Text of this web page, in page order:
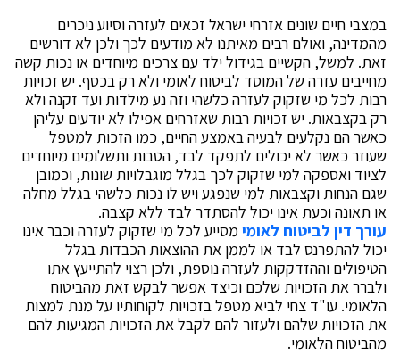
במצבי חיים שונים אזרחי ישראל זכאים לעזרה וסיוע ניכרים
מהמדינה, ואולם רבים מאיתנו לא מודעים לכך ולכן לא דורשים
זאת. למשל, הקשיים בגידול ילד עם צרכים מיוחדים או נכות קשה
מחייבים עזרה של המוסד לביטוח לאומי ולא רק בכסף. יש זכויות
רבות לכל מי שזקוק לעזרה כלשהי וזה נע מילדות ועד זקנה ולא
רק בקצבאות. יש זכויות רבות שאזרחים אפילו לא יודעים עליהן
כאשר הם נקלעים לבעיה באמצע החיים, כמו הזכות למטפל
שעוזר כאשר לא יכולים לתפקד לבד, הטבות ותשלומים מיוחדים
לציוד ואספקה למי שזקוק לכך בגלל מוגבלויות שונות, וכמובן
שגם הנחות וקצבאות למי שנפגע ויש לו נכות כלשהי בגלל מחלה
או תאונה וכעת אינו יכול להסתדר לבד ללא קצבה.
עורך דין לביטוח לאומי מסייע לכל מי שזקוק לעזרה וכבר אינו
יכול להתפרנס לבד או לממן את ההוצאות הכבדות בגלל
הטיפולים וההזדקקות לעזרה נוספת, ולכן רצוי להתייעץ אתו
ולברר את הזכויות שלכם וכיצד אפשר לבקש זאת מהביטוח
הלאומי. עו"ד צחי לביא מטפל בזכויות לקוחותיו על מנת למצות
את הזכויות שלהם ולעזור להם לקבל את הזכויות המגיעות להם
מהביטוח הלאומי.